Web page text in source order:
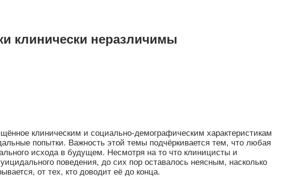
клинически неразличимы
клиническим и социально-демографическим характеристикам
попытки. Важность этой темы подчёркивается тем, что любая
исхода в будущем. Несмотря на то что клиницисты и
поведения, до сих пор оставалось неясным, насколько
от тех, кто доводит её до конца.